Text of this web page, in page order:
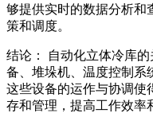
够提供实时的数据分析和
策和调度。
结论： 自动化立体冷库
备、堆垛机、温度控制系
这些设备的运作与协调使
存和管理，提高工作效率